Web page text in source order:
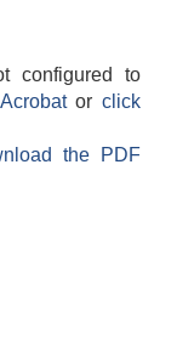
configured to
orclick
the PDF